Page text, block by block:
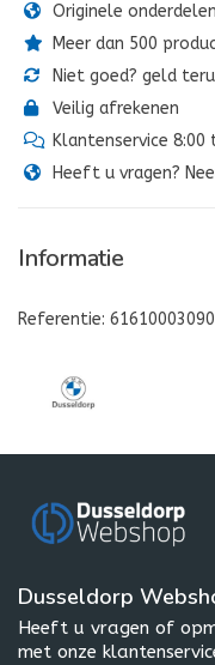
Originele
Meer dan 500
Niet goed? geld
Veilig afrekenen
Klantenservice 8:00
Heeft u vragen?
Informatie
Referentie: 61610003090
Dusseldorp
Heeft u vragen of
met onze